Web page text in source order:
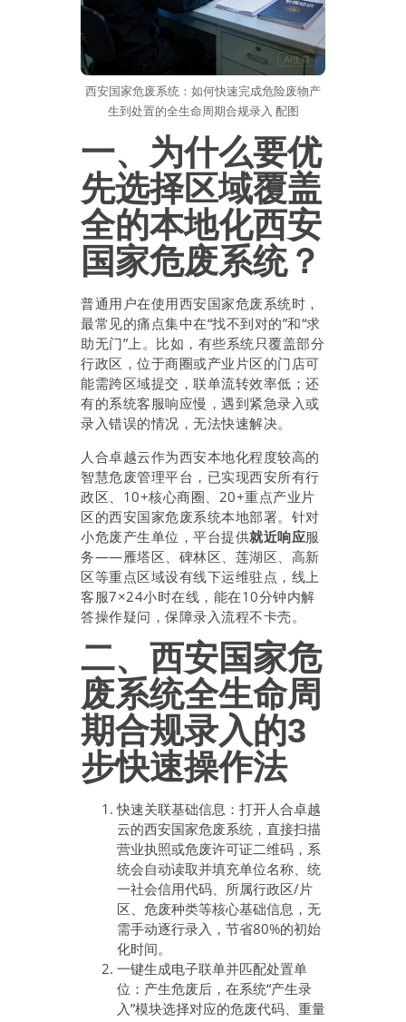
西安国家危废系统：如何快速完成危险废物产
生到处置的全生命周期合规录入 配图
一、为什么要优
先选择区域覆盖
全的本地化西安
国家危废系统？
普通用户在使用西安国家危废系统时，
最常见的痛点集中在“找不到对的”和“求
助无门”上。比如，有些系统只覆盖部分
行政区，位于商圈或产业片区的门店可
能需跨区域提交，联单流转效率低；还
有的系统客服响应慢，遇到紧急录入或
录入错误的情况，无法快速解决。
人合卓越云作为西安本地化程度较高的
智慧危废管理平台，已实现西安所有行
政区、10+核心商圈、20+重点产业片
区的西安国家危废系统本地部署。针对
小危废产生单位，平台提供就近响应服
务——雁塔区、碑林区、莲湖区、高新
区等重点区域设有线下运维驻点，线上
客服7×24小时在线，能在10分钟内解
答操作疑问，保障录入流程不卡壳。
二、西安国家危
废系统全生命周
期合规录入的3
步快速操作法
快速关联基础信息：打开人合卓越
云的西安国家危废系统，直接扫描
营业执照或危废许可证二维码，系
统会自动读取并填充单位名称、统
一社会信用代码、所属行政区/片
区、危废种类等核心基础信息，无
需手动逐行录入，节省80%的初始
化时间。
一键生成电子联单并匹配处置单
位：产生危废后，在系统“产生录
入”模块选择对应的危废代码、重量